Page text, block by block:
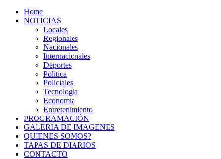
Home
NOTICIAS
Locales
Regionales
Nacionales
Internacionales
Deportes
Politica
Policiales
Tecnologia
Economia
Entretenimiento
PROGRAMACIÓN
GALERIA DE IMAGENES
QUIENES SOMOS?
TAPAS DE DIARIOS
CONTACTO